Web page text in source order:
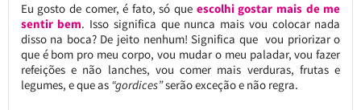
Eu gosto de comer, é fato, só que escolhi gostar mais de me
sentir bem. Isso significa que nunca mais vou colocar nada
disso na boca? De jeito nenhum! Significa que vou priorizar o
que é bom pro meu corpo, vou mudar o meu paladar, vou fazer
refeições e não lanches, vou comer mais verduras, frutas e
legumes, e que as“gordices”serão exceção e não regra.